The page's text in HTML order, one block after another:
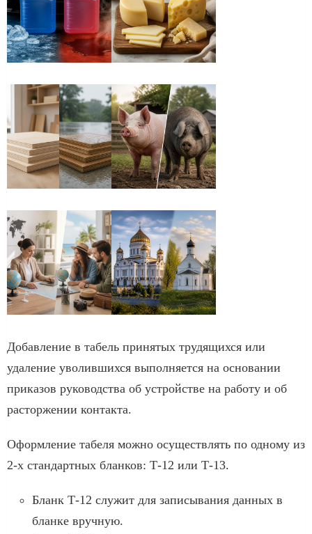
Добавление в табель принятых трудящихся или
удаление уволившихся выполняется на основании
приказов руководства об устройстве на работу и об
расторжении контакта.
Оформление табеля можно осуществлять по одному из
2-х стандартных бланков: Т-12 или Т-13.
Бланк Т-12 служит для записывания данных в
бланке вручную.